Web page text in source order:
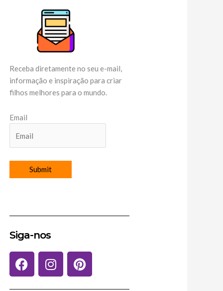
Receba diretamente no seu e-mail,
informação e inspiração para criar
filhos melhores para o mundo.
Email
Siga-nos
F
a
I
n
P
i